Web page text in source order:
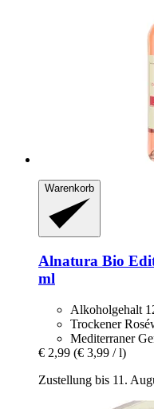
Warenkorb
Alnatura Bio
ml
Alkoholgehalt
Trockener
Mediterraner
€ 2,99 (€ 3,99 / l)
Zustellung bis 11.